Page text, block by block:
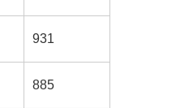
931
885